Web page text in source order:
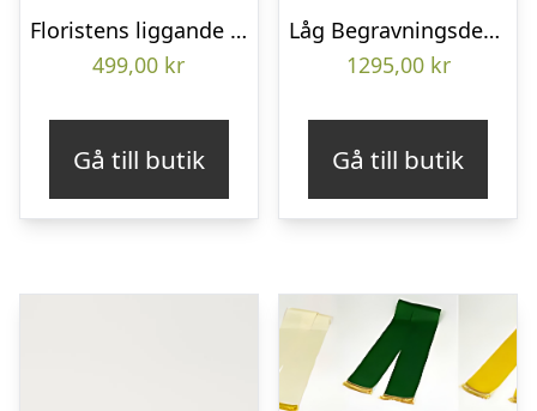
Floristens liggande bukett
499,00 kr
Gå till butik
Låg Begravningsdekoration
1295,00 kr
Gå till butik